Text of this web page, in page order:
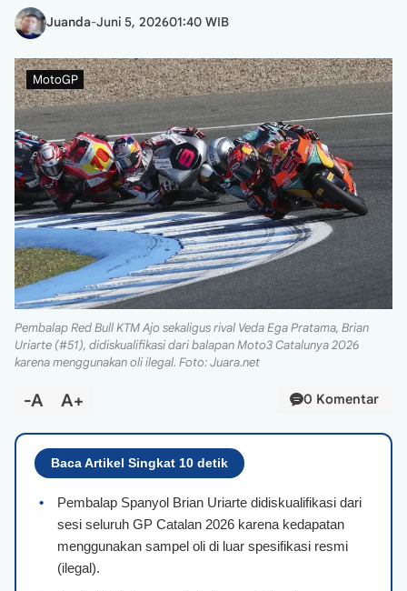
Juanda-Juni 5, 202601:40 WIB
MotoGP
Pembalap Red Bull KTM Ajo sekaligus rival Veda Ega Pratama, Brian
Uriarte (#51), didiskualifikasi dari balapan Moto3 Catalunya 2026
karena menggunakan oli ilegal. Foto: Juara.net
-A A+ 0 Komentar
Baca Artikel Singkat 10 detik
•
Pembalap Spanyol Brian Uriarte didiskualifikasi dari
sesi seluruh GP Catalan 2026 karena kedapatan
menggunakan sampel oli di luar spesifikasi resmi
(ilegal).